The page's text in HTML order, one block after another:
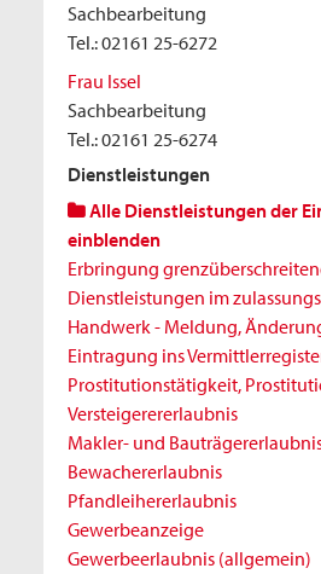
Sachbearbeitung
Tel.: 02161 25-6272
Frau Issel
Sachbearbeitung
Tel.: 02161 25-6274
Dienstleistungen
Alle Dienstleistungen der
einblenden
Erbringung
Dienstleistungen im
Handwerk - Meldung,
Eintragung ins
Prostitutionstätigkeit,
Versteigerererlaubnis
Makler- und
Bewachererlaubnis
Pfandleihererlaubnis
Gewerbeanzeige
Gewerbeerlaubnis (allgemein)